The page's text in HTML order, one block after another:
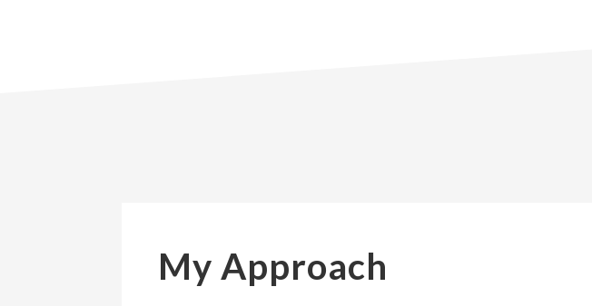
My Approach